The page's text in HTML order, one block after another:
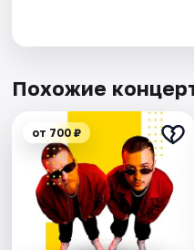
Похожие
от 700 ₽